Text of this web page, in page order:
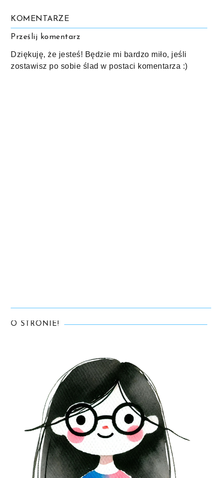
KOMENTARZE
Prześlij komentarz
Dziękuję, że jesteś! Będzie mi bardzo miło, jeśli
zostawisz po sobie ślad w postaci komentarza :)
O STRONIE!